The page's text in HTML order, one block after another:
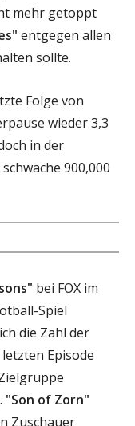
mehr getoppt
entgegen allen
sollte.
Folge von
wieder 3,3
in der
900,000
bei FOX im
Spiel
die Zahl der
Episode
"Son of Zorn"
Zuschauer